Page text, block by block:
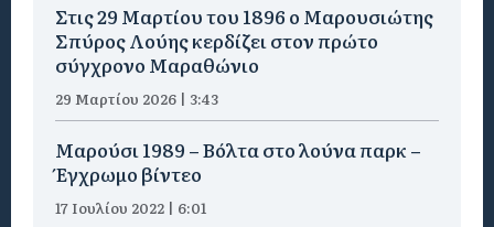
Στις 29 Μαρτίου του 1896 ο Μαρουσιώτης
Σπύρος Λούης κερδίζει στον πρώτο
σύγχρονο Μαραθώνιο
29 Μαρτίου 2026 | 3:43
Μαρούσι 1989 – Βόλτα στο λούνα παρκ –
Έγχρωμο βίντεο
17 Ιουλίου 2022 | 6:01